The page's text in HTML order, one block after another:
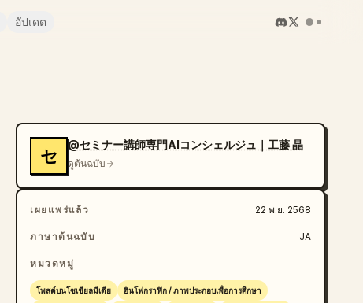
อัปเดต
セ
@セミナー講師専門AIコンシェルジュ｜工藤 晶
ดูต้นฉบับ
เผยแพร่แล้ว 22 พ.ย. 2568
ภาษาต้นฉบับ JA
หมวดหมู่
โพสต์บนโซเชียลมีเดีย อินโฟกราฟิก / ภาพประกอบเพื่อการศึกษา